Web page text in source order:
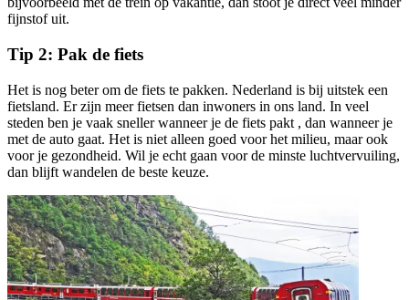
fijnstof uit.
Tip 2: Pak de fiets
Het is nog beter om de fiets te pakken. Nederland is bij uitstek een
fietsland. Er zijn meer fietsen dan inwoners in ons land. In veel
steden ben je vaak sneller wanneer je de fiets pakt , dan wanneer je
met de auto gaat. Het is niet alleen goed voor het milieu, maar ook
voor je gezondheid. Wil je echt gaan voor de minste luchtvervuiling,
dan blijft wandelen de beste keuze.